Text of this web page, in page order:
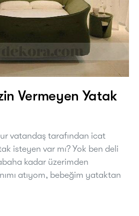
Vermeyen Yatak
vatandaş tarafından icat
isteyen var mı? Yok ben deli
kadar üzerimden
atıyom, bebeğim yataktan